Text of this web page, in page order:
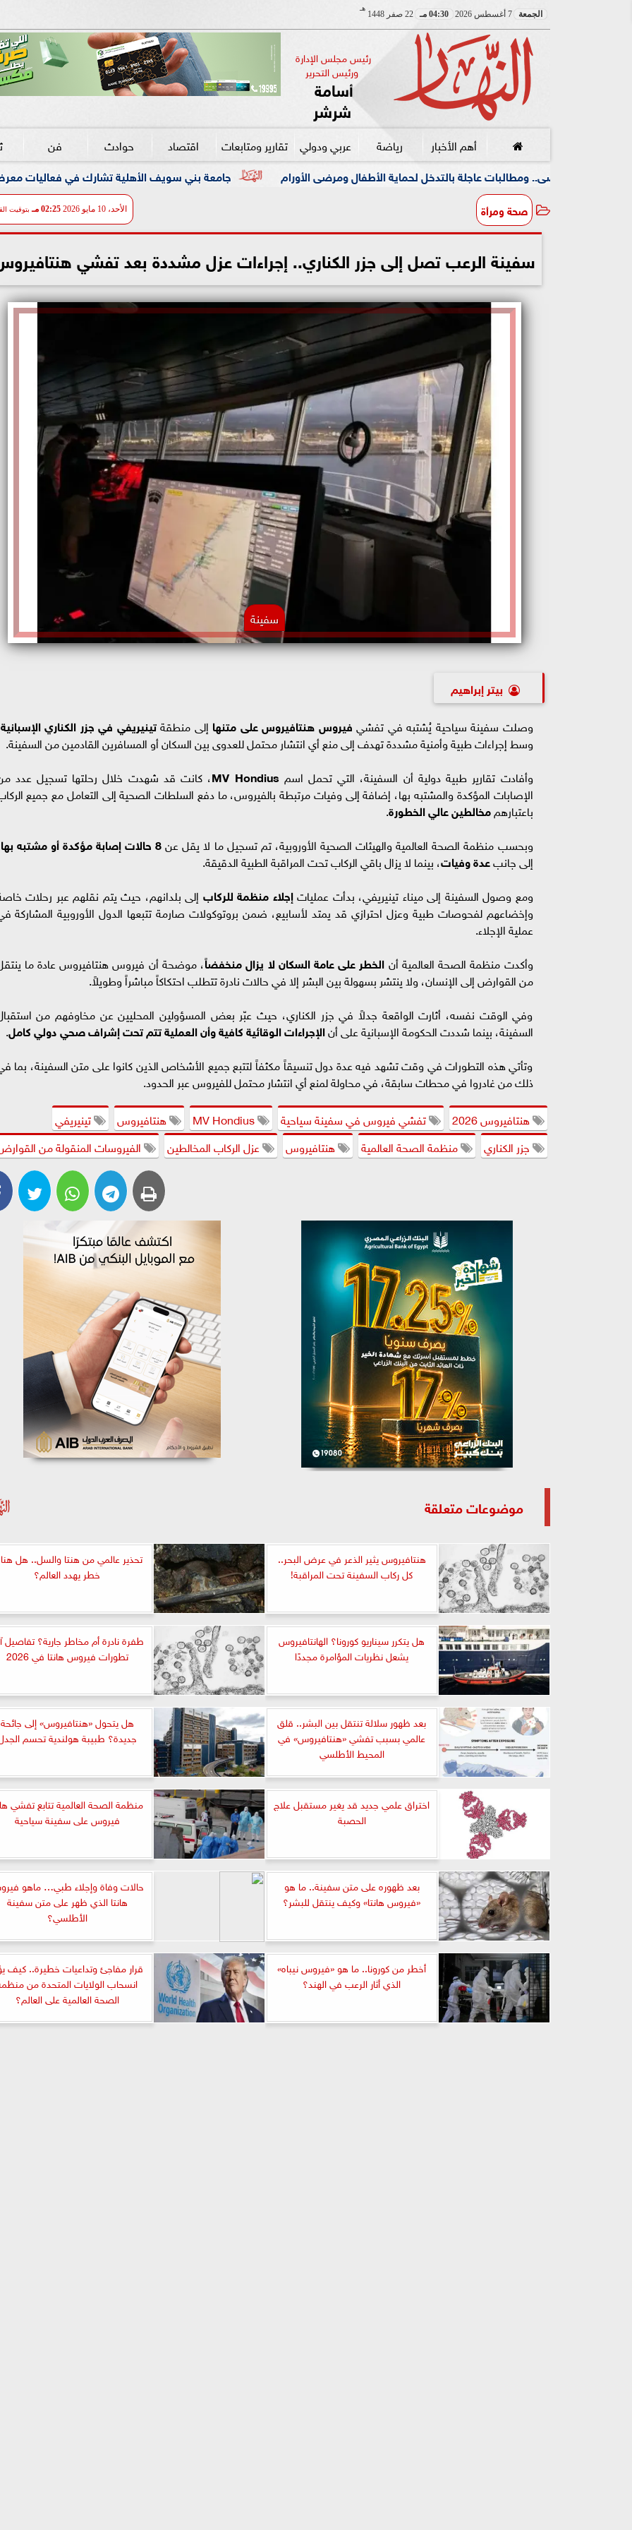
الجمعة 7 أغسطس 2026 04:30 مـ 22 صفر 1448
هـ
رئيس مجلس الإدارة
ورئيس التحرير
أسامة
شرشر
أهم الأخبار رياضة عربي ودولي تقارير ومتابعات اقتصاد حوادث فن
جامعة بني سويف الأهلية تشارك في فعاليات معرض ”أخبار اليوم عاجلة بالتدخل لحماية الأطفال ومرضى الأورام
صحة ومرأة الأحد، 10 مايو 2026 02:25 مـ بتوقيت
سفينة الرعب تصل إلى جزر الكناري.. إجراءات عزل مشددة بعد تفشي
سفينة
بيتر إبراهيم
وصلت سفينة سياحية يُشتبه في تفشي فيروس هنتافيروس على متنها إلى منطقةتينيريفي في جزر الكناري الإسبانية
وسط إجراءات طبية وأمنية مشددة تهدف إلى منع أي انتشار محتمل للعدوى بين السكان أو المسافرين القادمين من السفينة.
وأفادت تقارير طبية دولية أن السفينة، التي تحمل اسم MV Hondius، كانت قد شهدت خلال رحلتها تسجيل عدد
الإصابات المؤكدة والمشتبه بها، إضافة إلى وفيات مرتبطة بالفيروس، ما دفع السلطات الصحية إلى التعامل مع جميع
باعتبارهممخالطين عالي الخطورة.
وبحسب منظمة الصحة العالمية والهيئات الصحية الأوروبية، تم تسجيل ما لا يقل عن8 حالات إصابة مؤكدة أو مشتبه بها
إلى جانبعدة وفيات، بينما لا يزال باقي الركاب تحت المراقبة الطبية الدقيقة.
ومع وصول السفينة إلى ميناء تينيريفي، بدأت عملياتإجلاء منظمة للركاب إلى بلدانهم، حيث يتم نقلهم عبر رحلات
وإخضاعهم لفحوصات طبية وعزل احترازي قد يمتد لأسابيع، ضمن بروتوكولات صارمة تتبعها الدول الأوروبية المشاركة
عملية الإجلاء.
وأكدت منظمة الصحة العالمية أن الخطر على عامة السكان لا يزال منخفضاً، موضحة أن فيروس هنتافيروس عادة ما
من القوارض إلى الإنسان، ولا ينتشر بسهولة بين البشر إلا في حالات نادرة تتطلب احتكاكاً مباشراً وطويلاً.
وفي الوقت نفسه، أثارت الواقعة جدلاً في جزر الكناري، حيث عبّر بعض المسؤولين المحليين عن مخاوفهم من
السفينة، بينما شددت الحكومة الإسبانية على أنالإجراءات الوقائية كافية وأن العملية تتم تحت إشراف صحي دولي كامل.
وتأتي هذه التطورات في وقت تشهد فيه عدة دول تنسيقاً مكثفاً لتتبع جميع الأشخاص الذين كانوا على متن السفينة، بما
ذلك من غادروا في محطات سابقة، في محاولة لمنع أي انتشار محتمل للفيروس عبر الحدود.
هنتافيروس 2026
تفشي فيروس في سفينة سياحية MV Hondius هنتافيروس
تينيريفي
جزر الكناري
منظمة الصحة العالمية هنتافيروس عزل الركاب المخالطين الفيروسات المنقولة من
موضوعات متعلقة
هنتافيروس يثير الذعر في عرض البحر..
كل ركاب السفينة تحت المراقبة!
تحذير عالمي من هنتا والسل.. هل
خطر يهدد العالم؟
هل يتكرر سيناريو كورونا؟ الهانتافيروس
يشعل نظريات المؤامرة مجددًا
طفرة نادرة أم مخاطر جارية؟ تفاصيل
تطورات فيروس هانتا في 2026
بعد ظهور سلالة تنتقل بين البشر.. قلق
عالمي بسبب تفشي «هنتافيروس» في
المحيط الأطلسي
هل يتحول «هنتافيروس» إلى جائحة
جديدة؟ طبيبة هولندية تحسم
اختراق علمي جديد قد يغير مستقبل علاج
الحصبة
منظمة الصحة العالمية تتابع تفشي
فيروس على سفينة سياحية
بعد ظهوره على متن سفينة.. ما هو
«فيروس هانتا» وكيف ينتقل للبشر؟
حالات وفاة وإجلاء طبي… ماهو
هانتا الذي ظهر على متن سفينة
الأطلسي؟
أخطر من كورونا.. ما هو «فيروس نيباه»
الذي أثار الرعب في الهند؟
قرار مفاجئ وتداعيات خطيرة.. كيف
انسحاب الولايات المتحدة من
الصحة العالمية على العالم؟